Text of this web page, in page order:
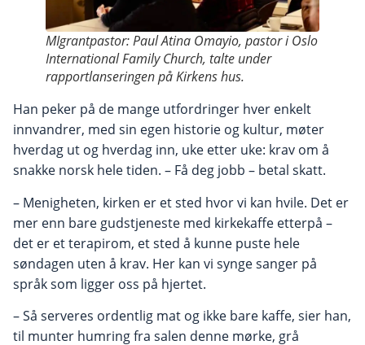
MIgrantpastor: Paul Atina Omayio, pastor i Oslo
International Family Church, talte under
rapportlanseringen på Kirkens hus.
Han peker på de mange utfordringer hver enkelt
innvandrer, med sin egen historie og kultur, møter
hverdag ut og hverdag inn, uke etter uke: krav om å
snakke norsk hele tiden. – Få deg jobb – betal skatt.
– Menigheten, kirken er et sted hvor vi kan hvile. Det er
mer enn bare gudstjeneste med kirkekaffe etterpå –
det er et terapirom, et sted å kunne puste hele
søndagen uten å krav. Her kan vi synge sanger på
språk som ligger oss på hjertet.
– Så serveres ordentlig mat og ikke bare kaffe, sier han,
til munter humring fra salen denne mørke, grå